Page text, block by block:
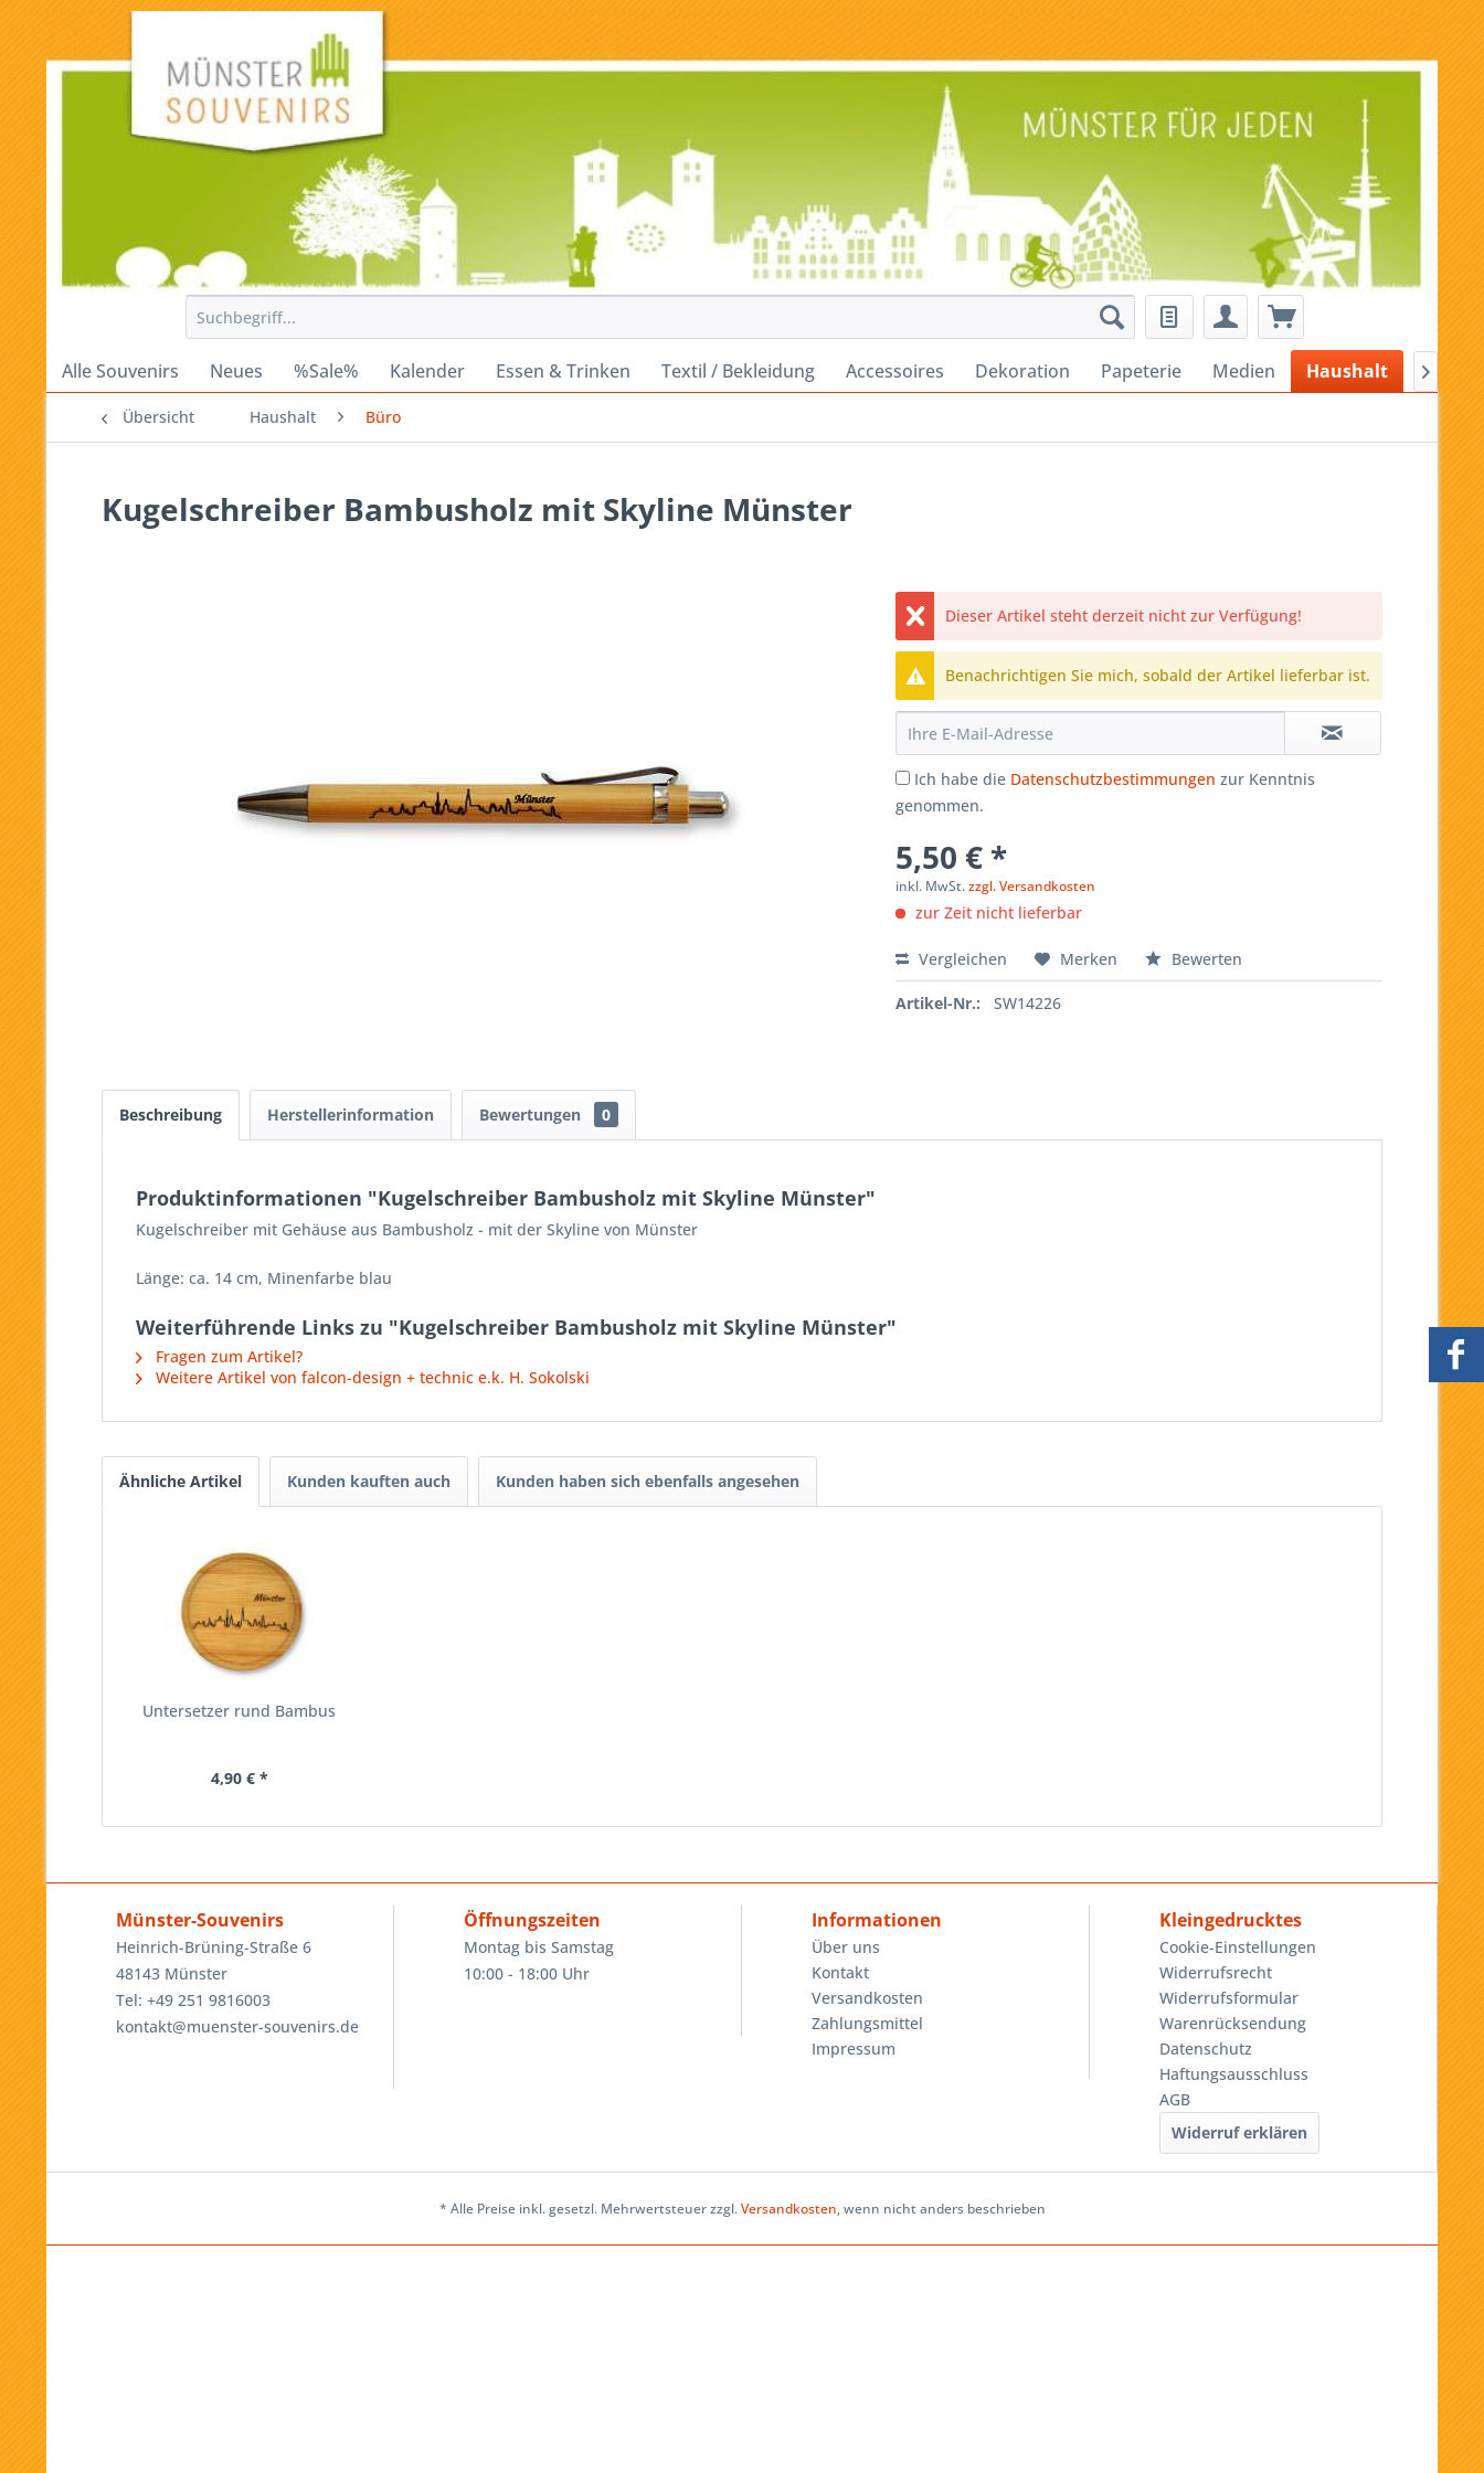
Alle Souvenirs Neues %Sale% Kalender Essen & Trinken Textil / Bekleidung Accessoires Dekoration Papeterie Medien Haushalt Alles

Übersicht Haushalt Büro
Kugelschreiber Bambusholz mit Skyline Münster
Dieser Artikel steht derzeit nicht zur Verfügung!
Benachrichtigen Sie mich, sobald der Artikel lieferbar ist.
Ich habe die Datenschutzbestimmungen zur Kenntnis
genommen.
5,50 € *
inkl. MwSt.zzgl. Versandkosten
zur Zeit nicht lieferbar
Vergleichen Merken Bewerten
Artikel-Nr.: SW14226
Beschreibung Herstellerinformation Bewertungen 0
Produktinformationen "Kugelschreiber Bambusholz mit Skyline Münster"
Kugelschreiber mit Gehäuse aus Bambusholz - mit der Skyline von Münster
Länge: ca. 14 cm, Minenfarbe blau
Weiterführende Links zu "Kugelschreiber Bambusholz mit Skyline Münster"
Fragen zum Artikel?
Weitere Artikel von falcon-design + technic e.k. H. Sokolski
Ähnliche Artikel Kunden kauften auch Kunden haben sich ebenfalls angesehen
Untersetzer rund Bambus
4,90 € *
Münster-Souvenirs
Heinrich-Brüning-Straße 6
48143 Münster
Tel: +49 251 9816003
kontakt@muenster-souvenirs.de
Öffnungszeiten
Montag bis Samstag
10:00 - 18:00 Uhr
Informationen
Über uns
Kontakt
Versandkosten
Zahlungsmittel
Impressum
Kleingedrucktes
Cookie-Einstellungen
Widerrufsrecht
Widerrufsformular
Warenrücksendung
Datenschutz
Haftungsausschluss
AGB
Widerruf erklären
* Alle Preise inkl. gesetzl. Mehrwertsteuer zzgl.Versandkosten, wenn nicht anders beschrieben